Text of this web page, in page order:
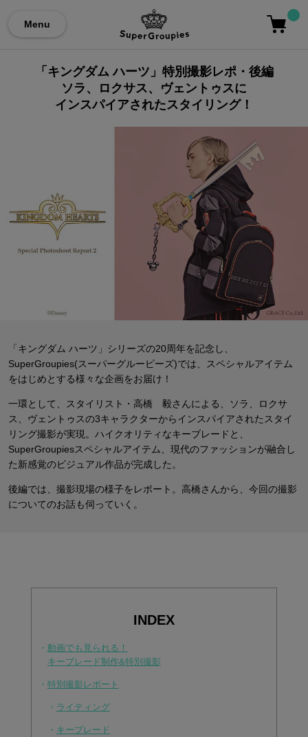
Menu
「キングダム ハーツ」特別撮影レポ・後編
ソラ、ロクサス、ヴェントゥスに
インスパイアされたスタイリング！
「キングダム ハーツ」シリーズの20周年を記念し、
SuperGroupies(スーパーグルーピーズ)では、 スペシャルアイテム
をはじめとする様々な企画をお届け！
一環として、スタイリスト・高橋 毅さんによる、ソラ、ロクサ
ス、ヴェントゥスの3キャラクターからインスパイアされたスタイ
リング撮影が実現。 ハイクオリティなキーブレードと、
SuperGroupiesスペシャルアイテム、 現代のファッションが融合し
た新感覚のビジュアル作品が完成した。
後編では、撮影現場の様子をレポート。高橋さんから、今回の撮影
についてのお話も伺っていく。
INDEX
・ 動画でも見られる！
キーブレード制作&特別撮影
・ 特別撮影レポート
・ ライティング
・ キーブレード